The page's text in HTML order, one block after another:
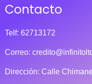
Contacto
Telf: 62713172
Correo:
Dirección: Calle